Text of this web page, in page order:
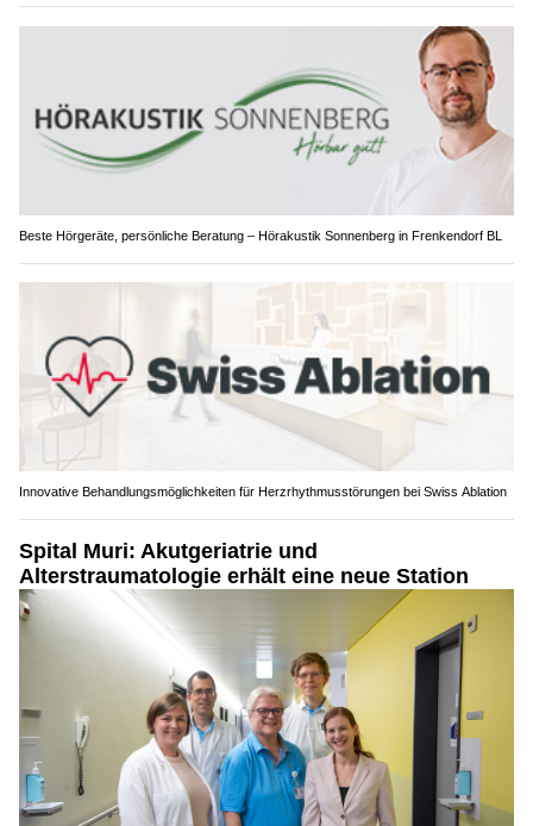
Beste Hörgeräte, persönliche Beratung – Hörakustik Sonnenberg in Frenkendorf BL
Innovative Behandlungsmöglichkeiten für Herzrhythmusstörungen bei Swiss Ablation
Spital Muri: Akutgeriatrie und
Alterstraumatologie erhält eine neue Station